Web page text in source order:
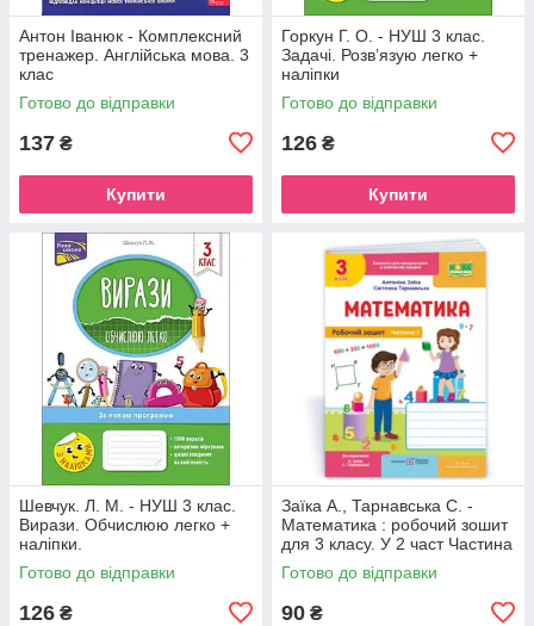
Антон Іванюк - Комплексний
тренажер. Англійська мова. 3
клас
Готово до відправки
137 ₴
Купити
Горкун Г. О. - НУШ 3 клас.
Задачі. Розв’язую легко +
наліпки
Готово до відправки
126 ₴
Купити
Шевчук. Л. М. - НУШ 3 клас.
Вирази. Обчислюю легко +
наліпки.
Готово до відправки
126 ₴
Заїка А., Тарнавська С. -
Математика : робочий зошит
для 3 класу. У 2 част Частина
1 ( до підруч. А. Заїки, С.
Тарнавської )
Готово до відправки
90 ₴